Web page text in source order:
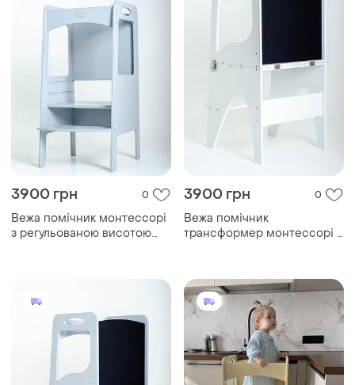
3900 грн 0
Вежа помічник монтессорі
з регульованою висотою
3900 грн 0
Вежа помічник
трансформер монтессорі 3